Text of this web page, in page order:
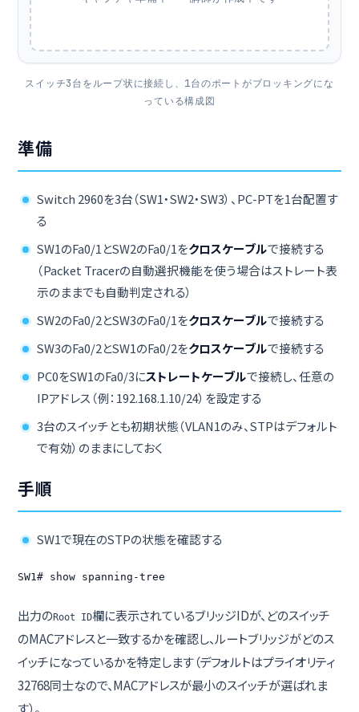
スイッチ3台をループ状に接続し、1台のポートがブロッキングにな
っている構成図
準備
Switch 2960を3台（SW1・SW2・SW3）、PC-PTを1台配置す
る
SW1のFa0/1とSW2のFa0/1をクロスケーブルで接続する
（Packet Tracerの自動選択機能を使う場合はストレート表
示のままでも自動判定される）
SW2のFa0/2とSW3のFa0/1をクロスケーブルで接続する
SW3のFa0/2とSW1のFa0/2をクロスケーブルで接続する
PC0をSW1のFa0/3にストレートケーブルで接続し、任意の
IPアドレス（例：192.168.1.10/24）を設定する
3台のスイッチとも初期状態（VLAN1のみ、STPはデフォルト
で有効）のままにしておく
手順
SW1で現在のSTPの状態を確認する
SW1# show spanning-tree
出力のRoot ID欄に表示されているブリッジIDが、どのスイッチ
のMACアドレスと一致するかを確認し、ルートブリッジがどのス
イッチになっているかを特定します（デフォルトはプライオリティ
32768同士なので、MACアドレスが最小のスイッチが選ばれま
す）。